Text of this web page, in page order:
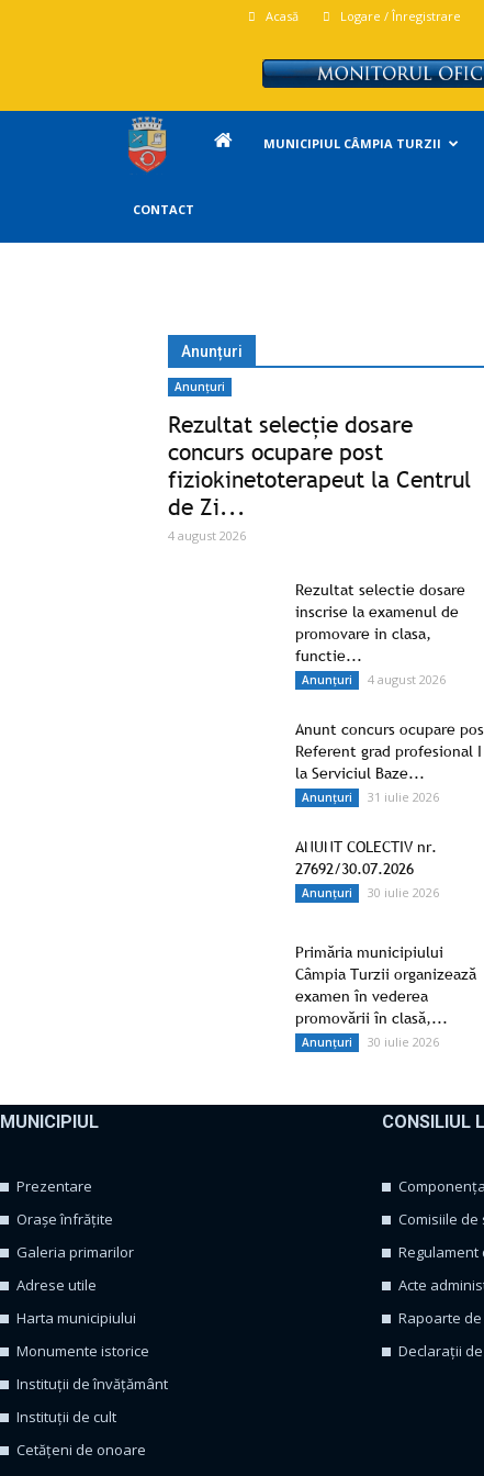
Acasă Logare / Înregistrare
Primăria MUNICIPIUL CÂMPIA TURZII
CONTACT
Anunțuri
Anunțuri
Rezultat selecție dosare
concurs ocupare post
fiziokinetoterapeut la Centrul
de Zi...
4 august 2026
Rezultat selectie dosare
inscrise la examenul de
promovare in clasa,
functie...
Anunțuri 4 august 2026
Anunt concurs ocupare
Referent grad profesional I
la Serviciul Baze...
Anunțuri 31 iulie 2026
ANUNT COLECTIV nr.
27692/30.07.2026
Anunțuri 30 iulie 2026
Primăria municipiului
Câmpia Turzii organizează
examen în vederea
promovării în clasă,...
Anunțuri 30 iulie 2026
MUNICIPIUL
Prezentare
Orașe înfrățite
Galeria primarilor
Adrese utile
Harta municipiului
Monumente istorice
Instituții de învățământ
Instituții de cult
Cetățeni de onoare
CONSILIUL
Comisiile de
Acte
Rapoarte
Declarații